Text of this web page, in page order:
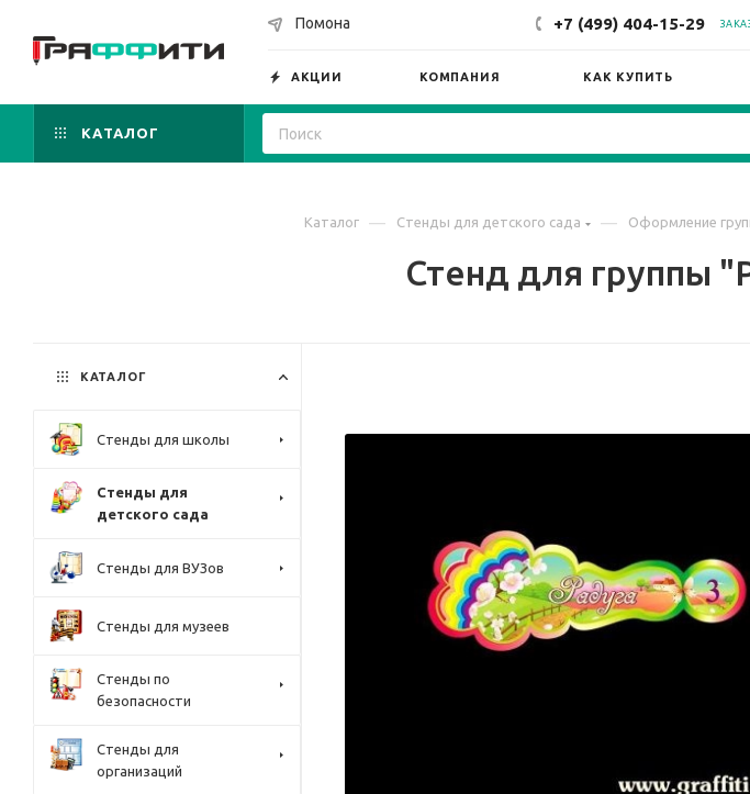
Помона +7 (499) 404-15-29
АКЦИИ КОМПАНИЯ КАК КУПИТЬ
КАТАЛОГ
Каталог — Стенды для детского сада — Оформление
Стенд для группы
КАТАЛОГ
Стенды для школы
Стенды для
детского сада
Стенды для ВУЗов
Стенды для музеев
Стенды по
безопасности
Стенды для
организаций